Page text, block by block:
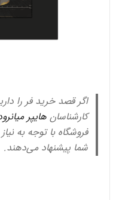
اگر قصد خرید فر را
کارشناسان هایپر
فروشگاه با توجه به
شما پیشنهاد می‌دهند.